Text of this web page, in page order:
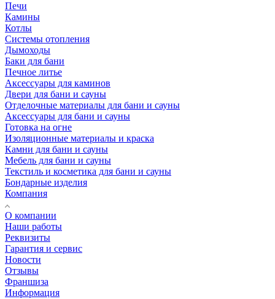
Печи
Камины
Котлы
Системы отопления
Дымоходы
Баки для бани
Печное литье
Аксессуары для каминов
Двери для бани и сауны
Отделочные материалы для бани и сауны
Аксессуары для бани и сауны
Готовка на огне
Изоляционные материалы и краска
Камни для бани и сауны
Мебель для бани и сауны
Текстиль и косметика для бани и сауны
Бондарные изделия
Компания
О компании
Наши работы
Реквизиты
Гарантия и сервис
Новости
Отзывы
Франшиза
Информация